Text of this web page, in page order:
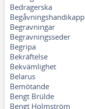
Bedragerska
Begåvningshandikapp
Begravningar
Begravningsseder
Begripa
Bekräftelse
Bekvämlighet
Belarus
Bemötande
Bengt Brülde
Bengt Holmström